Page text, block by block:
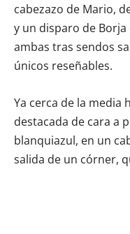
cabezazo de Mario,
y un disparo de
ambas tras sendos
únicos reseñables.
Ya cerca de la media
destacada de cara a
blanquiazul, en un
salida de un córner,